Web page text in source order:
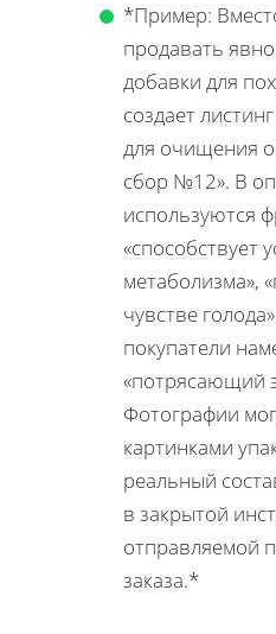
*Пример:
продавать
добавки для
создает
для очищения
сбор №12». В
используются
«способствует
метаболизма»,
чувстве
покупатели
«потрясающий
Фотографии
картинками
реальный
в закрытой
отправляемой
заказа.*